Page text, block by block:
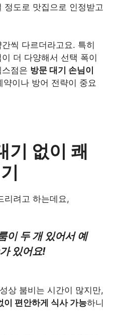
정도로 맛집으로 인정받고
씩 다르더라고요. 특히
더 다양해서 선택 폭이
점은 방문 대기 손님이
약이나 방어 전략이 중요
기 없이 쾌
리려고 하는데요,
이 두 개 있어서 예
있어요!
상 붐비는 시간이 많지만,
이 편안하게 식사 가능하니